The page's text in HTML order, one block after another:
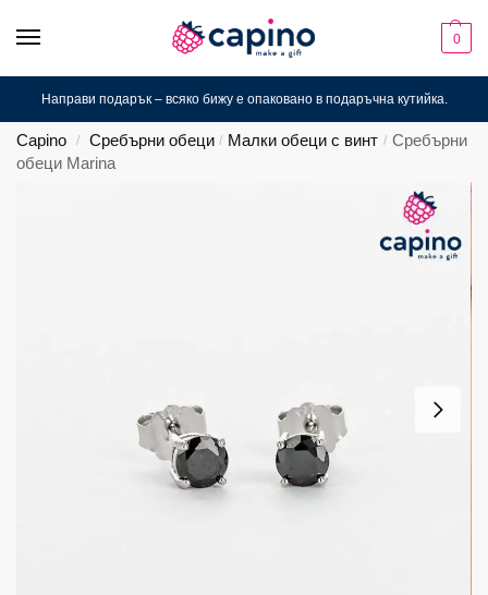
0
Направи подарък – всяко бижу е опаковано в подаръчна кутийка.
Capino / Сребърни обеци / Малки обеци с винт / Сребърни
обеци Marina